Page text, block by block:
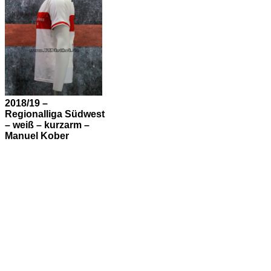
Manuel Kober
2018/19 –
Regionalliga Südwest
– weiß – kurzarm –
Manuel Kober